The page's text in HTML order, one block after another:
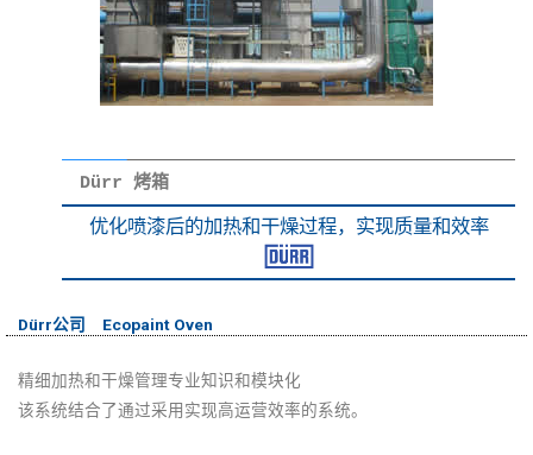
Dürr 烤箱
优化喷漆后的加热和干燥过程，实现质量和效率
Dürr公司 Ecopaint Oven
精细加热和干燥管理专业知识和模块化
该系统结合了通过采用实现高运营效率的系统。